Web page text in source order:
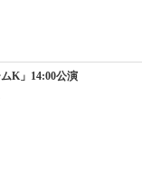
K」14:00公演